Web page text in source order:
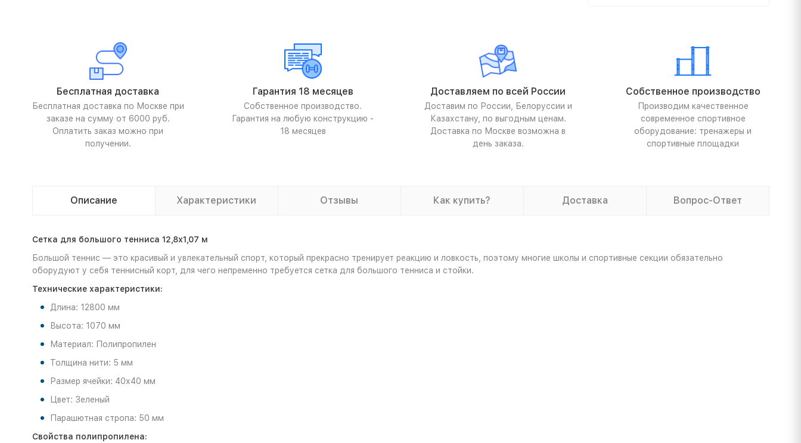
Бесплатная доставка
Бесплатная доставка по Москве при
заказе на сумму от 6000 руб.
Оплатить заказ можно при
получении.
Гарантия 18 месяцев
Собственное производство.
Гарантия на любую конструкцию -
18 месяцев
Доставляем по всей России
Доставим по России, Белоруссии и
Казахстану, по выгодным ценам.
Доставка по Москве возможна в
день заказа.
Собственное производство
Производим качественное
современное спортивное
оборудование: тренажеры и
спортивные площадки
Описание Характеристики Отзывы Как купить? Доставка Вопрос-Ответ
Сетка для большого тенниса 12,8х1,07 м
Большой теннис — это красивый и увлекательный спорт, который прекрасно тренирует реакцию и ловкость, поэтому многие школы и спортивные секции обязательно
оборудуют у себя теннисный корт, для чего непременно требуется сетка для большого тенниса и стойки.
Технические характеристики:
Длина: 12800 мм
Высота: 1070 мм
Материал: Полипропилен
Толщина нити: 5 мм
Размер ячейки: 40х40 мм
Цвет: Зеленый
Парашютная стропа: 50 мм
Свойства полипропилена: